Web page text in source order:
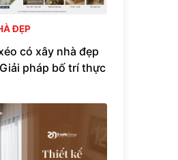
ĐẸP
có xây nhà đẹp
pháp bố trí thực